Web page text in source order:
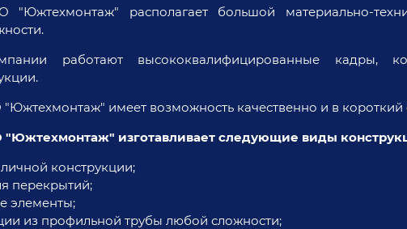
располагает большой материально-
работают высококвалифицированные кадры,
имеет возможность качественно и в короткий
изготавливает следующие виды
конструкции;
перекрытий;
элементы;
из профильной трубы любой сложности;